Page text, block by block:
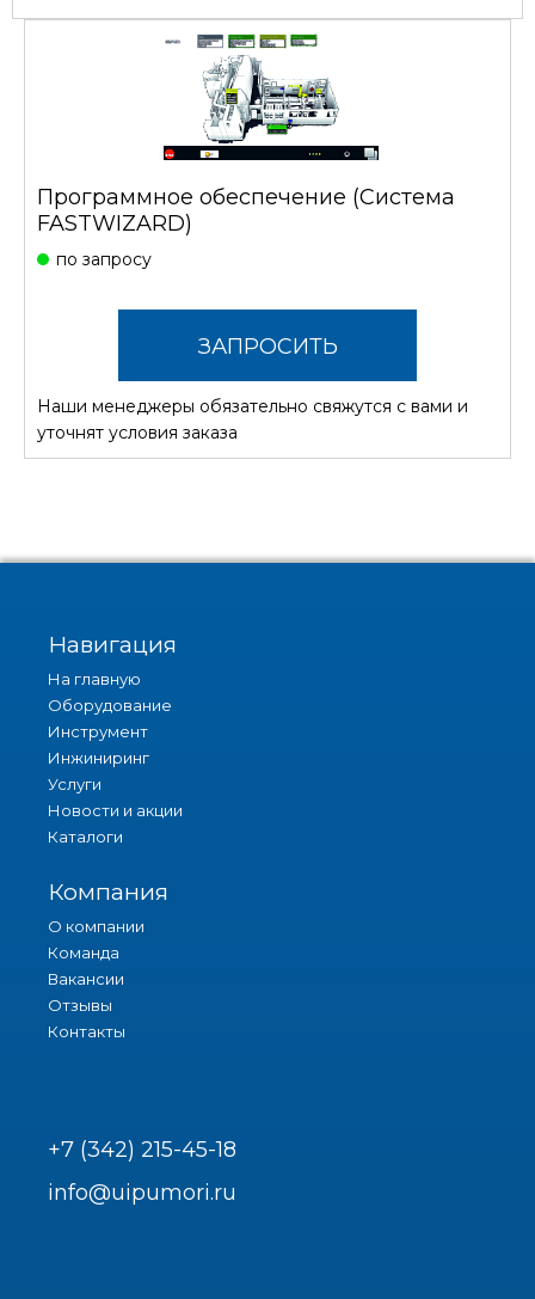
Программное обеспечение (Система
FASTWIZARD)
по запросу
ЗАПРОСИТЬ
СТОИМОСТЬ
Наши менеджеры обязательно свяжутся с вами и
уточнят условия заказа
Навигация
На главную
Оборудование
Инструмент
Инжиниринг
Услуги
Новости и акции
Каталоги
Компания
О компании
Команда
Вакансии
Отзывы
Контакты
+7 (342) 215-45-18
info@uipumori.ru